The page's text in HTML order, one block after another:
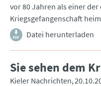
vor 80 Jahren als einer
Kriegsgefangenschaft
Datei herunterladen
Sie sehen dem
Kieler Nachrichten